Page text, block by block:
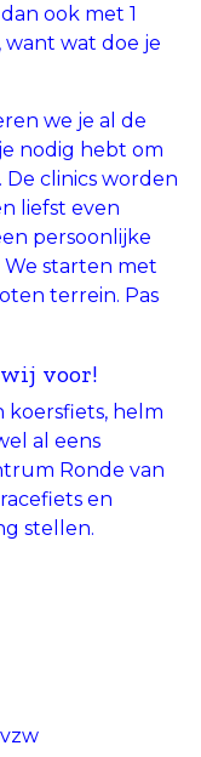
ook met 1
want wat doe je
we je al de
nodig hebt om
clinics worden
liefst even
persoonlijke
starten met
terrein. Pas
voor!
koersfiets, helm
al eens
Ronde van
en
stellen.